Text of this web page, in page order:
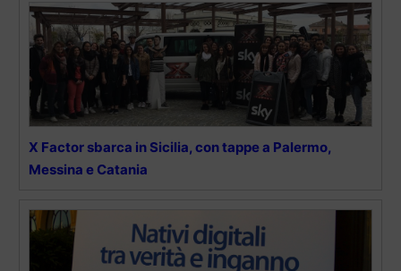
X Factor sbarca in Sicilia, con tappe a Palermo,
Messina e Catania